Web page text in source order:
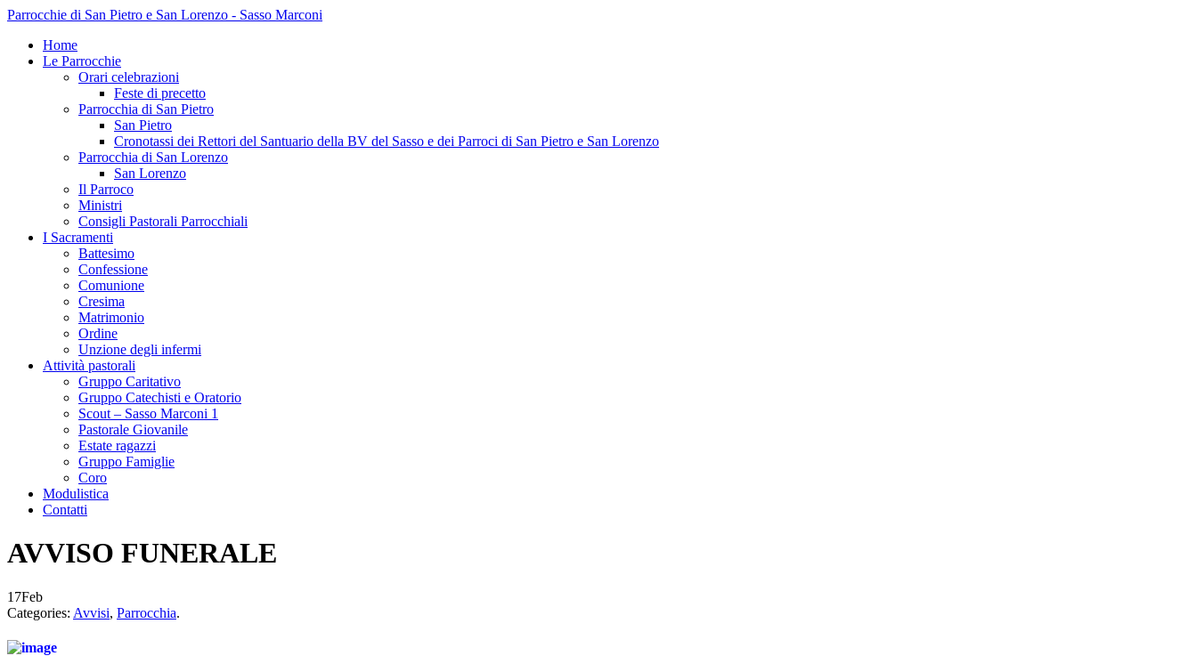
Parrocchie di San Pietro e San Lorenzo - Sasso Marconi
Home
Le Parrocchie
Orari celebrazioni
Feste di precetto
Parrocchia di San Pietro
San Pietro
Cronotassi dei Rettori del Santuario della BV del Sasso e dei Parroci di San Pietro e San Lorenzo
Parrocchia di San Lorenzo
San Lorenzo
Il Parroco
Ministri
Consigli Pastorali Parrocchiali
I Sacramenti
Battesimo
Confessione
Comunione
Cresima
Matrimonio
Ordine
Unzione degli infermi
Attività pastorali
Gruppo Caritativo
Gruppo Catechisti e Oratorio
Scout – Sasso Marconi 1
Pastorale Giovanile
Estate ragazzi
Gruppo Famiglie
Coro
Modulistica
Contatti
AVVISO FUNERALE
17Feb
Categories: Avvisi, Parrocchia.